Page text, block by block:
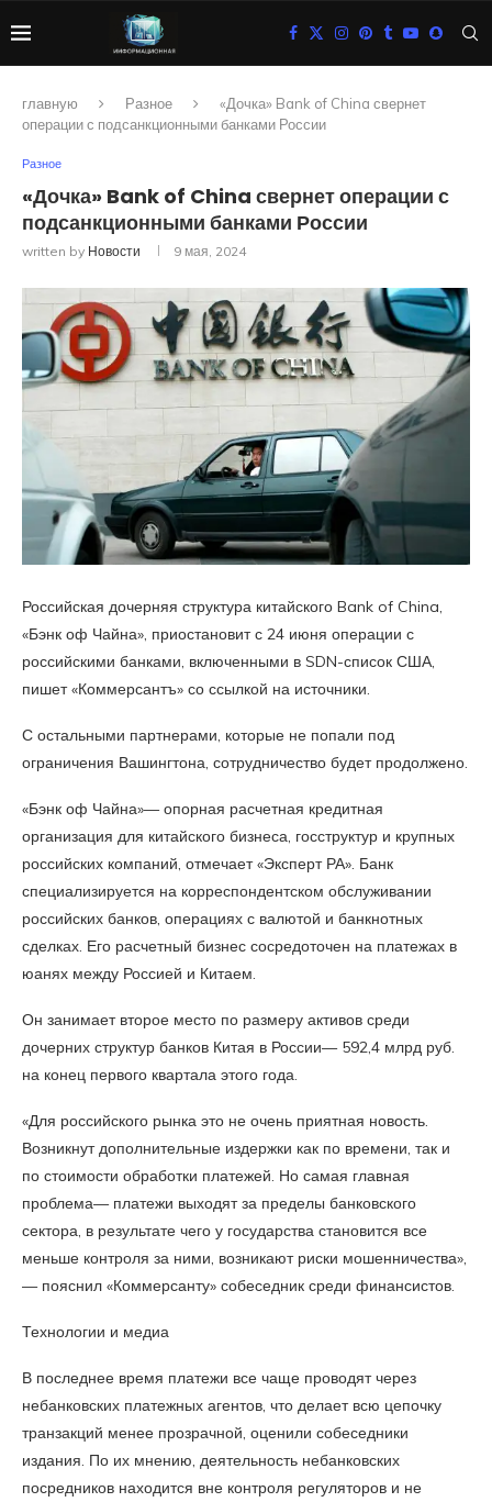
главную Разное
«Дочка» Bank of China свернет
операции с подсанкционными банками России
Разное
«Дочка» Bank of China свернет операции с
подсанкционными банками России
written by Новости 9 мая, 2024
Российская дочерняя структура китайского Bank of China,
«Бэнк оф Чайна», приостановит с 24 июня операции с
российскими банками, включенными в SDN-список США,
пишет «Коммерсантъ» со ссылкой на источники.
С остальными партнерами, которые не попали под
ограничения Вашингтона, сотрудничество будет продолжено.
«Бэнк оф Чайна»— опорная расчетная кредитная
организация для китайского бизнеса, госструктур и крупных
российских компаний, отмечает «Эксперт РА». Банк
специализируется на корреспондентском обслуживании
российских банков, операциях с валютой и банкнотных
сделках. Его расчетный бизнес сосредоточен на платежах в
юанях между Россией и Китаем.
Он занимает второе место по размеру активов среди
дочерних структур банков Китая в России— 592,4 млрд руб.
на конец первого квартала этого года.
«Для российского рынка это не очень приятная новость.
Возникнут дополнительные издержки как по времени, так и
по стоимости обработки платежей. Но самая главная
проблема— платежи выходят за пределы банковского
сектора, в результате чего у государства становится все
меньше контроля за ними, возникают риски мошенничества»,
— пояснил «Коммерсанту» собеседник среди финансистов.
Технологии и медиа
В последнее время платежи все чаще проводят через
небанковских платежных агентов, что делает всю цепочку
транзакций менее прозрачной, оценили собеседники
издания. По их мнению, деятельность небанковских
посредников находится вне контроля регуляторов и не